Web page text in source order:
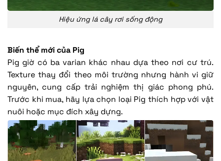
Hiệu ứng lá cây rơi sống động
Biến thể mới của Pig
Pig giờ có ba varian khác nhau dựa theo nơi cư trú.
Texture thay đổi theo môi trường nhưng hành vi giữ
nguyên, cung cấp trải nghiệm thị giác phong phú.
Trước khi mua, hãy lựa chọn loại Pig thích hợp với vật
nuôi hoặc mục đích xây dựng.